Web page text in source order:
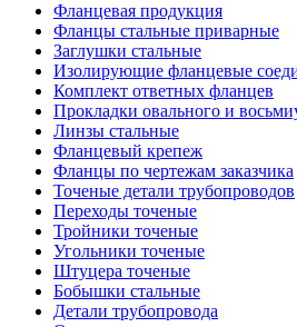
Фланцевая продукция
Фланцы стальные приварные
Заглушки стальные
Изолирующие фланцевые
Комплект ответных фланцев
Прокладки овального и
Линзы стальные
Фланцевый крепеж
Фланцы по чертежам заказчика
Точеные детали трубопроводов
Переходы точеные
Тройники точеные
Угольники точеные
Штуцера точеные
Бобышки стальные
Детали трубопровода